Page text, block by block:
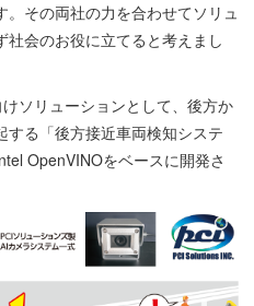
その両社の力を合わせてソリュ
会のお役に立てると考えまし
ソリューションとして、後方か
する「後方接近車両検知システ
OpenVINOをベースに開発さ